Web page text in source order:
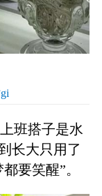
班搭子是水
长大只用了
要笑醒”。